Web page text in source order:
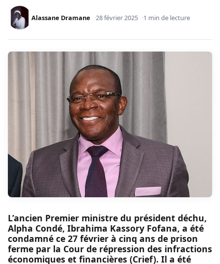
Alassane Dramane 28 février 2025 1 min de lecture
L’ancien Premier ministre du président déchu,
Alpha Condé, Ibrahima Kassory Fofana, a été
condamné ce 27 février à cinq ans de prison
ferme par la Cour de répression des infractions
économiques et financières (Crief). Il a été